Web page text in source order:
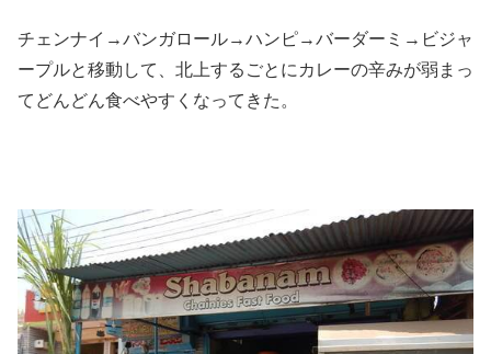
チェンナイ→バンガロール→ハンピ→バーダーミ→ビジャ
ープルと移動して、北上するごとにカレーの辛みが弱まっ
てどんどん食べやすくなってきた。